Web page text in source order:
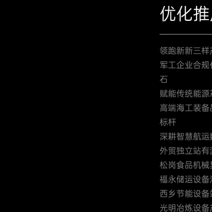
优化
领跑新新三
军工企业合
石
赋能传统能
高端海工装
标杆
深耕智慧航
外贸独立站有
松岗食品机
福永储运设
西乡节能设
光明冶炼设